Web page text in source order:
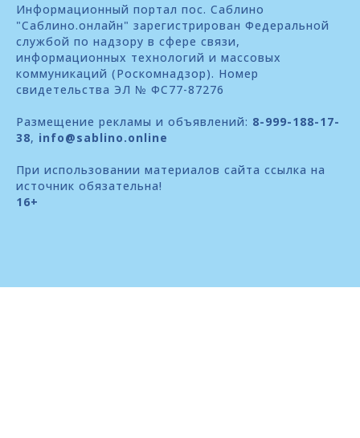
Информационный портал пос. Саблино
"Саблино.онлайн" зарегистрирован Федеральной
службой по надзору в сфере связи,
информационных технологий и массовых
коммуникаций (Роскомнадзор). Номер
свидетельства ЭЛ № ФС77-87276
Размещение рекламы и объявлений: 8-999-188-17-
38, info@sablino.online
При использовании материалов сайта ссылка на
источник обязательна!
16+